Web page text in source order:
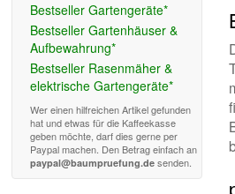
Bestseller Gartengeräte*
Bestseller Gartenhäuser &
Aufbewahrung*
Bestseller Rasenmäher &
elektrische Gartengeräte*
Wer einen hilfreichen Artikel gefunden
hat und etwas für die Kaffeekasse
geben möchte, darf dies gerne per
Paypal machen. Den Betrag einfach an
paypal@baumpruefung.de senden.